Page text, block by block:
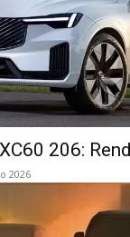
206:
2026